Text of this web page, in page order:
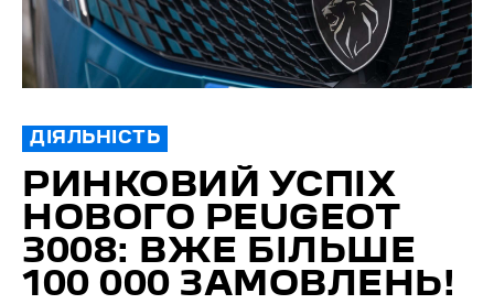
ДІЯЛЬНІСТЬ
РИНКОВИЙ УСПІХ
НОВОГО PEUGEOT
3008: ВЖЕ БІЛЬШЕ
100 000 ЗАМОВЛЕНЬ!